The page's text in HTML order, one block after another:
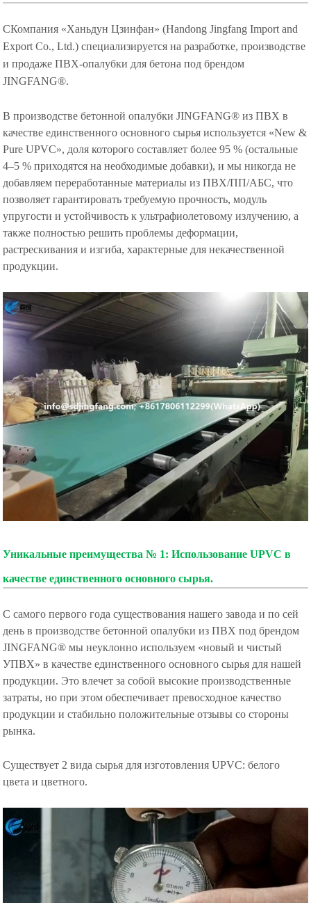
СКомпания «Ханьдун Цзинфан» (Handong Jingfang Import and
Export Co., Ltd.) специализируется на разработке, производстве
и продаже ПВХ-опалубки для бетона под брендом
JINGFANG®.
В производстве бетонной опалубки JINGFANG® из ПВХ в
качестве единственного основного сырья используется «New &
Pure UPVC», доля которого составляет более 95 % (остальные
4–5 % приходятся на необходимые добавки), и мы никогда не
добавляем переработанные материалы из ПВХ/ПП/АБС, что
позволяет гарантировать требуемую прочность, модуль
упругости и устойчивость к ультрафиолетовому излучению, а
также полностью решить проблемы деформации,
растрескивания и изгиба, характерные для некачественной
продукции.
Уникальные преимущества № 1: Использование UPVC в
качестве единственного основного сырья.
С самого первого года существования нашего завода и по сей
день в производстве бетонной опалубки из ПВХ под брендом
JINGFANG® мы неуклонно используем «новый и чистый
УПВХ» в качестве единственного основного сырья для нашей
продукции. Это влечет за собой высокие производственные
затраты, но при этом обеспечивает превосходное качество
продукции и стабильно положительные отзывы со стороны
рынка.
Существует 2 вида сырья для изготовления UPVC: белого
цвета и цветного.